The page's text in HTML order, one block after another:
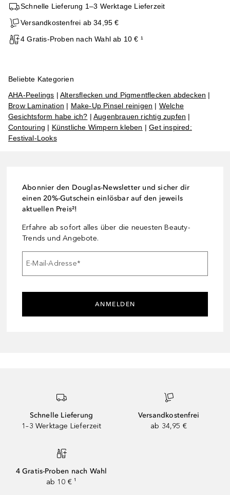
Schnelle Lieferung 1–3 Werktage Lieferzeit
Versandkostenfrei ab 34,95 €
4 Gratis-Proben nach Wahl ab 10 € ¹
Beliebte Kategorien
AHA-Peelings |Altersflecken und Pigmentflecken abdecken |
Brow Lamination | Make-Up Pinsel reinigen | Welche
Gesichtsform habe ich? |Augenbrauen richtig zupfen |
Contouring | Künstliche Wimpern kleben |Get inspired:
Festival-Looks
Abonnier den Douglas-Newsletter und sicher dir
einen 20%-Gutschein einlösbar auf den jeweils
aktuellen Preis²!
Erfahre ab sofort alles über die neuesten Beauty-
Trends und Angebote.
E-Mail-Adresse*
ANMELDEN
Schnelle Lieferung
1–3 Werktage Lieferzeit
Versandkostenfrei
ab 34,95 €
4 Gratis-Proben nach Wahl
ab 10 € ¹